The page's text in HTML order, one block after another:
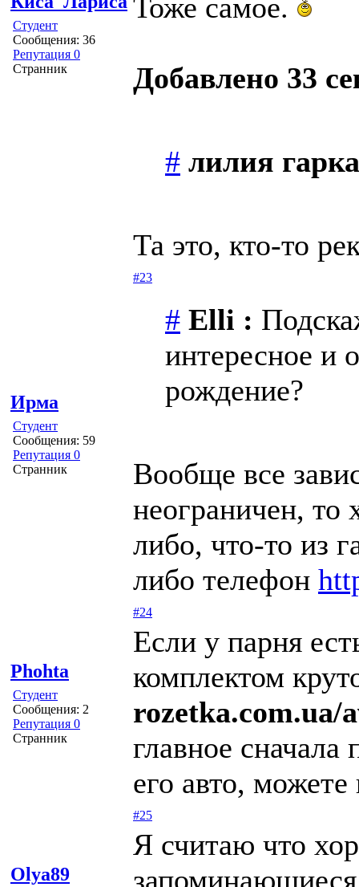
Студент
Сообщения: 36
Репутация 0
Странник
Тоже самое.
Добавлено 33
# лилия
Та это, кто-то
Ирма
Студент
Сообщения: 59
Репутация 0
Странник
#23
# Elli :
интересное и
рождение?
Вообще все
неограничен, то
либо, что-то из
либо телефон
Phohta
Студент
Сообщения: 2
Репутация 0
Странник
#24
Если у парня
комплектом
rozetka.com.ua/
главное сначала
его авто,
Olya89
#25
Я считаю что